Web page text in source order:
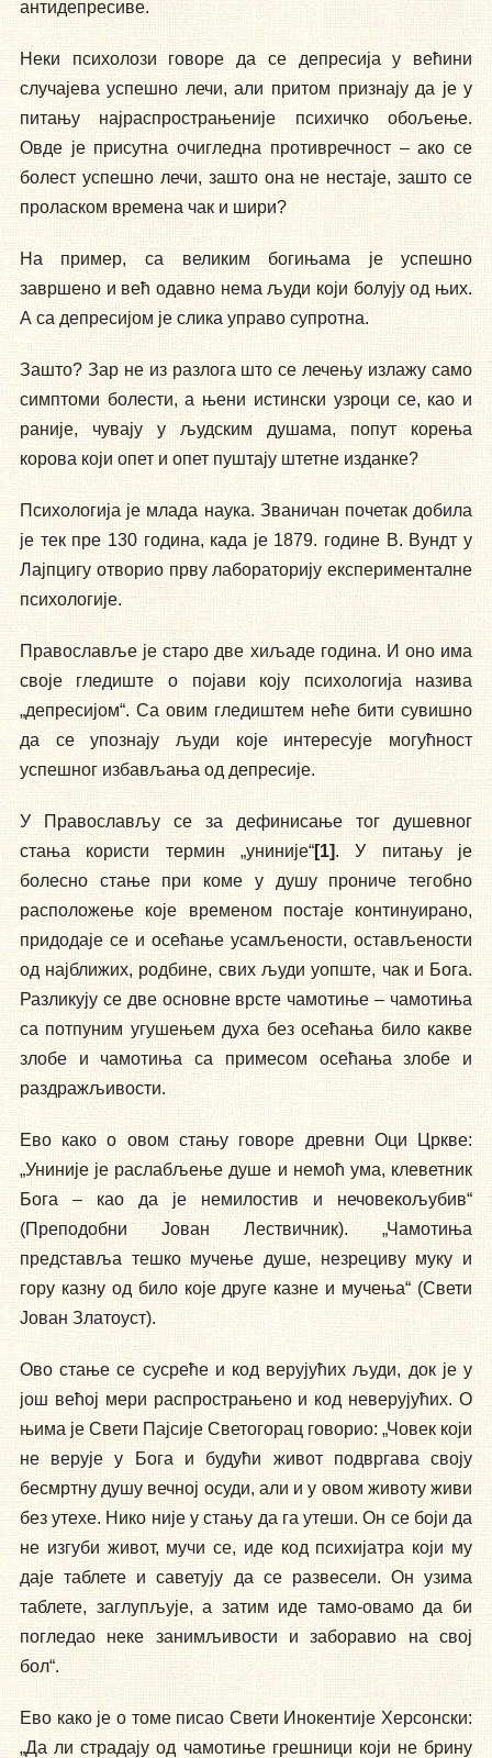
антидепресиве.
Неки психолози говоре да се депресија у већини
случајева успешно лечи, али притом признају да је у
питању најраспрострањеније психичко обољење.
Овде је присутна очигледна противречност – ако се
болест успешно лечи, зашто она не нестаје, зашто се
проласком времена чак и шири?
На пример, са великим богињама је успешно
завршено и већ одавно нема људи који болују од њих.
А са депресијом је слика управо супротна.
Зашто? Зар не из разлога што се лечењу излажу само
симптоми болести, а њени истински узроци се, као и
раније, чувају у људским душама, попут корења
корова који опет и опет пуштају штетне изданке?
Психологија је млада наука. Званичан почетак добила
је тек пре 130 година, када је 1879. године В. Вундт у
Лајпцигу отворио прву лабораторију експерименталне
психологије.
Православље је старо две хиљаде година. И оно има
своје гледиште о појави коју психологија назива
„депресијом“. Са овим гледиштем неће бити сувишно
да се упознају људи које интересује могућност
успешног избављања од депресије.
У Православљу се за дефинисање тог душевног
стања користи термин „униније“[1]. У питању је
болесно стање при коме у душу прониче тегобно
расположење које временом постаје континуирано,
придодаје се и осећање усамљености, остављености
од најближих, родбине, свих људи уопште, чак и Бога.
Разликују се две основне врсте чамотиње – чамотиња
са потпуним угушењем духа без осећања било какве
злобе и чамотиња са примесом осећања злобе и
раздражљивости.
Ево како о овом стању говоре древни Оци Цркве:
„Униније је раслабљење душе и немоћ ума, клеветник
Бога – као да је немилостив и нечовекољубив“
(Преподобни Јован Лествичник). „Чамотиња
представља тешко мучење душе, незрециву муку и
гору казну од било које друге казне и мучења“ (Свети
Јован Златоуст).
Ово стање се сусреће и код верујућих људи, док је у
још већој мери распрострањено и код неверујућих. О
њима је Свети Пајсије Светогорац говорио: „Човек који
не верује у Бога и будући живот подвргава своју
бесмртну душу вечној осуди, али и у овом животу живи
без утехе. Нико није у стању да га утеши. Он се боји да
не изгуби живот, мучи се, иде код психијатра који му
даје таблете и саветују да се развесели. Он узима
таблете, заглупљује, а затим иде тамо-овамо да би
погледао неке занимљивости и заборавио на свој
бол“.
Ево како је о томе писао Свети Инокентије Херсонски:
„Да ли страдају од чамотиње грешници који не брину